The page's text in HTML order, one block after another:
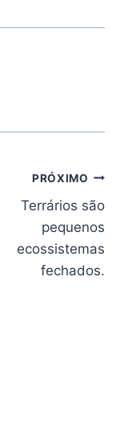
PRÓXIMO
Terrários são
pequenos
ecossistemas
fechados.